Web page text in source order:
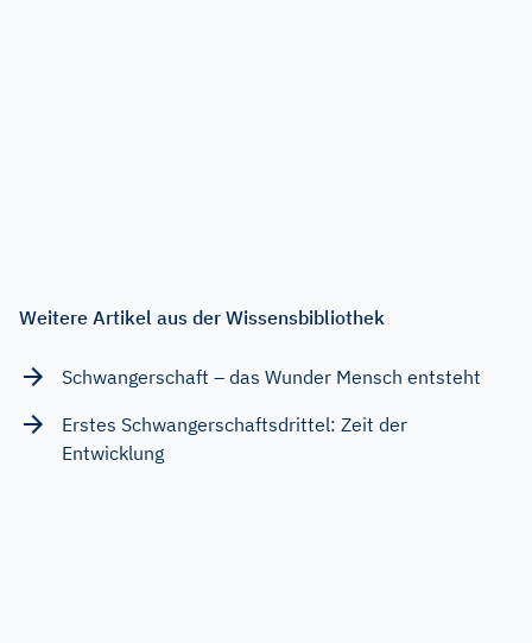
Weitere Artikel aus der Wissensbibliothek
Schwangerschaft – das Wunder Mensch entsteht
Erstes Schwangerschaftsdrittel: Zeit der
Entwicklung